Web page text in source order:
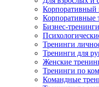
Корпоративный
Корпоративные
Бизнес-
Тренинги
Тренинги для
Женские
Тренинги по
Командные